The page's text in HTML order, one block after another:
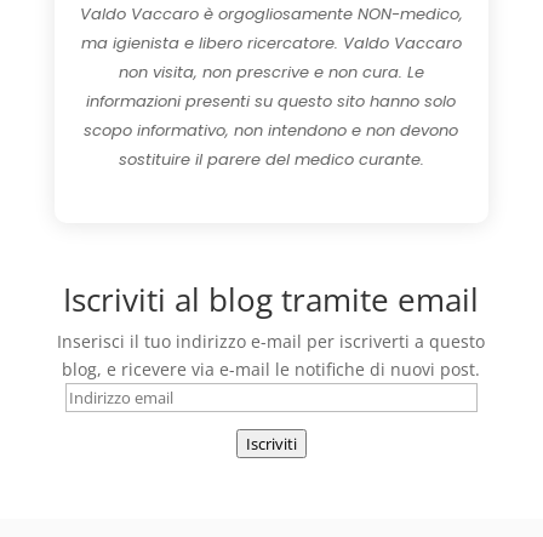
Valdo Vaccaro è orgogliosamente NON-medico,
ma igienista e libero ricercatore. Valdo Vaccaro
non visita, non prescrive e non cura. Le
informazioni presenti su questo sito hanno solo
scopo informativo, non intendono e non devono
sostituire il parere del medico curante.
Iscriviti al blog tramite email
Inserisci il tuo indirizzo e-mail per iscriverti a questo
blog, e ricevere via e-mail le notifiche di nuovi post.
Indirizzo
Iscriviti